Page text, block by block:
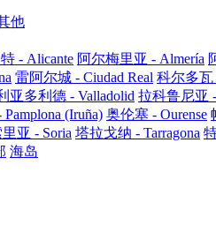
他
- Alicante 阿尔梅里亚 - Almería
雷阿尔城 - Ciudad Real 科尔多瓦
亚多利德 - Valladolid 拉科鲁尼亚
(Iruña) 奥伦塞 - Ourense
亚 - Soria 塔拉戈纳 - Tarragona
海岛